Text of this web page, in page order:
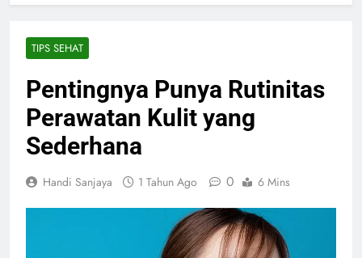
TIPS SEHAT
Pentingnya Punya Rutinitas
Perawatan Kulit yang
Sederhana
Handi Sanjaya 1 Tahun Ago 0 6 Mins